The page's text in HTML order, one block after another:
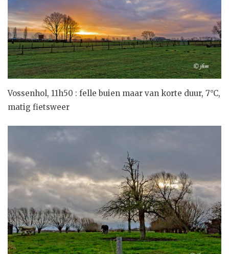
Vossenhol, 11h50 : felle buien maar van korte duur, 7°C,
matig fietsweer